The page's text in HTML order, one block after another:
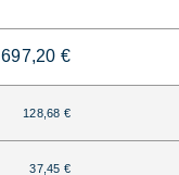
697,20 €
128,68 €
37,45 €